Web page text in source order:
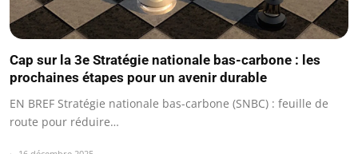
Cap sur la 3e Stratégie nationale bas-carbone : les
prochaines étapes pour un avenir durable
EN BREF Stratégie nationale bas-carbone (SNBC) : feuille de
route pour réduire…